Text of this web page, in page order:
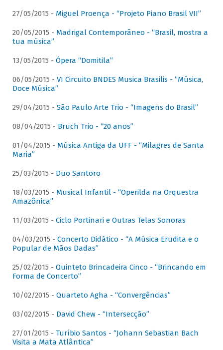
27/05/2015 - Miguel Proença - “Projeto Piano Brasil VII”
20/05/2015 - Madrigal Contemporâneo - “Brasil, mostra a
tua música”
13/05/2015 - Ópera “Domitila”
06/05/2015 - VI Circuito BNDES Musica Brasilis - “Música,
Doce Música”
29/04/2015 - São Paulo Arte Trio - “Imagens do Brasil”
08/04/2015 - Bruch Trio - “20 anos”
01/04/2015 - Música Antiga da UFF - “Milagres de Santa
Maria”
25/03/2015 - Duo Santoro
18/03/2015 - Musical Infantil - “Operilda na Orquestra
Amazônica”
11/03/2015 - Ciclo Portinari e Outras Telas Sonoras
04/03/2015 - Concerto Didático - “A Música Erudita e o
Popular de Mãos Dadas”
25/02/2015 - Quinteto Brincadeira Cinco - “Brincando em
Forma de Concerto”
10/02/2015 - Quarteto Agha - “Convergências”
03/02/2015 - David Chew - “Intersecção”
27/01/2015 - Turíbio Santos - “Johann Sebastian Bach
Visita a Mata Atlântica”